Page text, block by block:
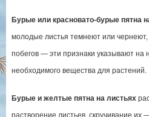
Бурые или красновато-бурые пятна
молодые листья темнеют или чернеют,
побегов — эти признаки указывают на
необходимого вещества для растений.
Бурые и желтые пятна на листьях
растворение листьев, скручивание их